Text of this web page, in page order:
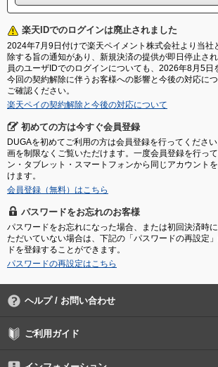
楽天IDでのログインは廃止されました
2024年7月9日付けで楽天ペイメント株式会社より当社
除する旨の通知があり、新規決済の提供が即日停止さ
員のユーザIDでのログインについても、2026年8月5日
今回の契約解除に伴うお客様への影響と今後の対応に
ご確認ください。
楽天ペイの契約解除と今後の対応について
初めての方は今すぐ会員登録
DUGAを初めてご利用の方は会員登録を行ってくださ
画を制限なくご覧いただけます。一度会員登録を行っ
ン・タブレット・スマートフォンから同じアカウント
けます。
会員登録（無料）はこちら
パスワードをお忘れのお客様
パスワードをお忘れになった場合、または初回決済時
ただいていない場合は、下記の「パスワードの再設定
ドを登録することができます。
パスワードの再設定はこちら
ヘルプ / お問い合わせ
よくあるご質問
ご利用環境
お支払い方法
パスワードの再設定
サポートセンター
ご利用ガイド